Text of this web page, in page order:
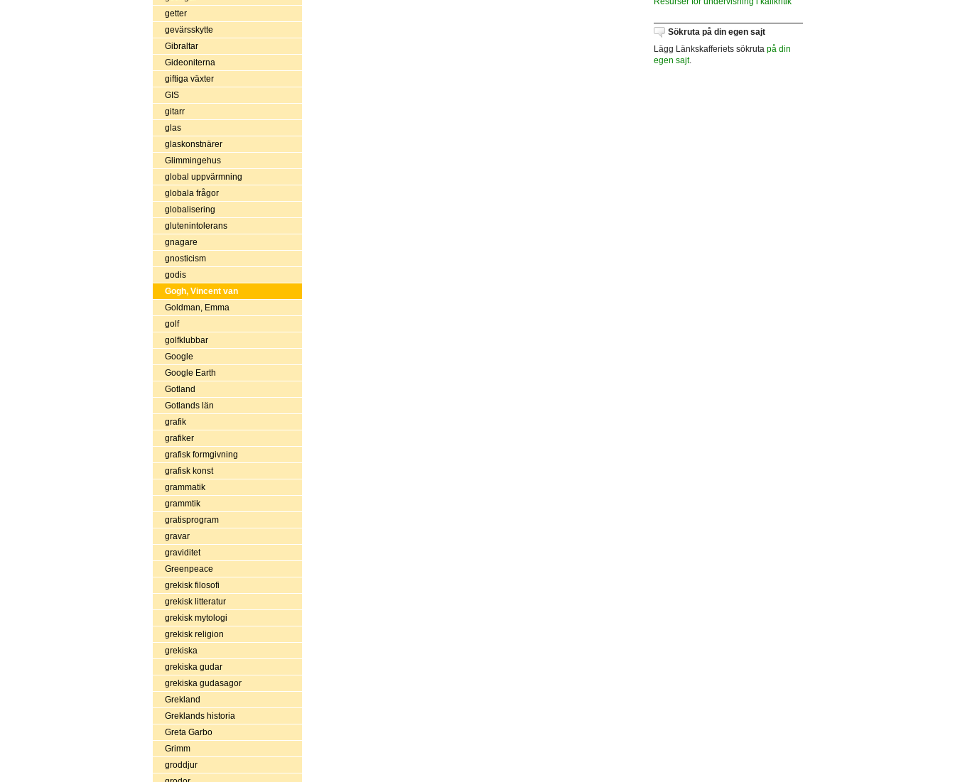
getter
gevärsskytte
Gibraltar
Gideoniterna
giftiga växter
GIS
gitarr
glas
glaskonstnärer
Glimmingehus
global uppvärmning
globala frågor
globalisering
glutenintolerans
gnagare
gnosticism
godis
Gogh, Vincent van
Goldman, Emma
golf
golfklubbar
Google
Google Earth
Gotland
Gotlands län
grafik
grafiker
grafisk formgivning
grafisk konst
grammatik
grammtik
gratisprogram
gravar
graviditet
Greenpeace
grekisk filosofi
grekisk litteratur
grekisk mytologi
grekisk religion
grekiska
grekiska gudar
grekiska gudasagor
Grekland
Greklands historia
Greta Garbo
Grimm
groddjur
Sökruta på din egen sajt
Lägg Länkskafferiets sökruta på din
egen sajt.